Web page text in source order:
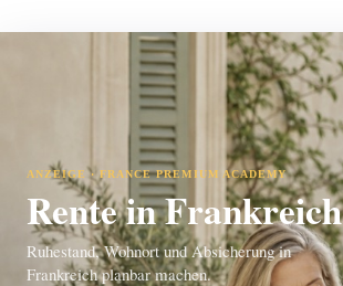
ANZEIGE · FRANCE PREMIUM ACADEMY
Rente in Frankreich
Ruhestand, Wohnort und Absicherung in
Frankreich planbar machen.